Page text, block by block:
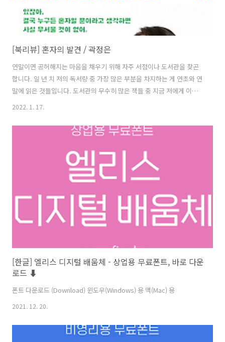
[북리뷰] 혼자의 발견 / 곽정은
연말이면 공허해지는 마음을 채우기 위해 자주 서점이나 도서관을 찾곤
합니다. 일 년 치 저의 독서량 중 가장 많은 부분을 차지하는 게 연초와 연
말에 읽은 것들입니다. 도서관의 무수히 많은 책들 중 지금 저에게 이끌
린 건 ‘혼자’라는 단어였습니다. 혼자 있을 때 행복한 사람이 함께 있어도
자인 삶을 행복하게 영위할 수 있다는 건 정말이지 이상적인 삶이 아닐까
싶습니다. 여자로서 자존감을 잃지 않고 당당하고 현명하게 살아가고 싶
은 사람들에게 추천하고 싶은 책입니다. 여성으로서 공감되고 혼자이기
에 더 끌렸던 문장들을 기록해 봅니다. 종종 여자의 불행한 결혼은, 전에
타던 차보다는 제법 좋은 차를 타게 되었지만 그 차의 조수석에서 남자의
2022. 1. 17.
[한글] 엘리스 디지털 배움체 - 상업용 무료폰트, 바로 다운
로드 ⬇︎
폰트 다운로드 (Download) 윈도우(Windows) 용 맥(Mac) 용
2021. 12. 20.